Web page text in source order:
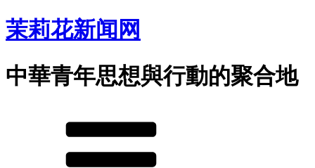
茉莉花新闻网
中華青年思想與行動的聚合地